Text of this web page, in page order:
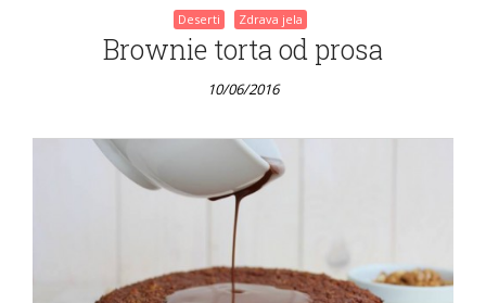
Deserti Zdrava jela
Brownie torta od prosa
10/06/2016